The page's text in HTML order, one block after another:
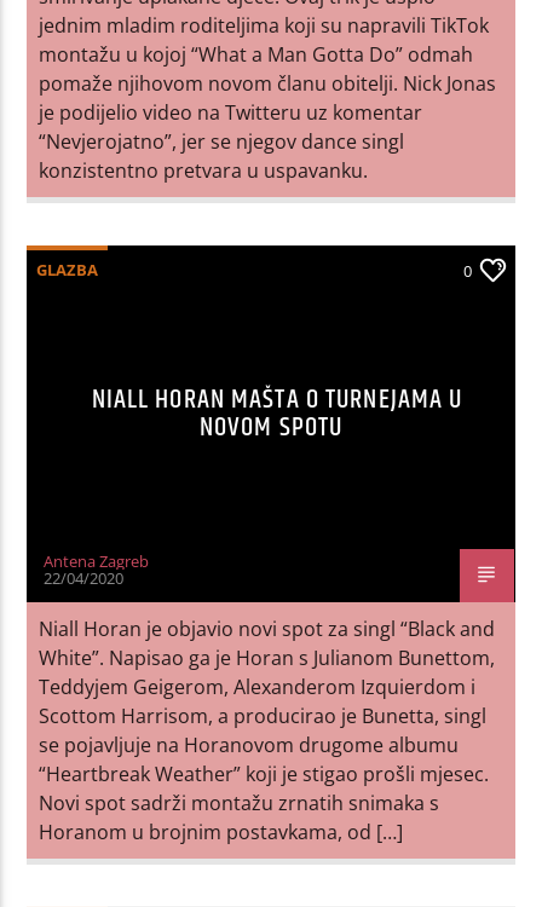
jednim mladim roditeljima koji su napravili TikTok
montažu u kojoj “What a Man Gotta Do” odmah
pomaže njihovom novom članu obitelji. Nick Jonas
je podijelio video na Twitteru uz komentar
“Nevjerojatno”, jer se njegov dance singl
konzistentno pretvara u uspavanku.
GLAZBA 0
NIALL HORAN MAŠTA O TURNEJAMA U
NOVOM SPOTU
Antena Zagreb
22/04/2020
Niall Horan je objavio novi spot za singl “Black and
White”. Napisao ga je Horan s Julianom Bunettom,
Teddyjem Geigerom, Alexanderom Izquierdom i
Scottom Harrisom, a producirao je Bunetta, singl
se pojavljuje na Horanovom drugome albumu
“Heartbreak Weather” koji je stigao prošli mjesec.
Novi spot sadrži montažu zrnatih snimaka s
Horanom u brojnim postavkama, od […]